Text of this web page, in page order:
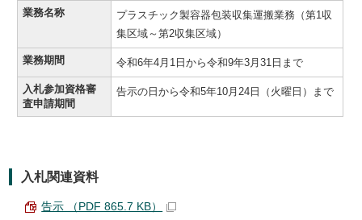
業務名称
プラスチック製容器包装収集運搬業務（第1収
集区域～第2収集区域）
業務期間 令和6年4月1日から令和9年3月31日まで
入札参加資格審
査申請期間
告示の日から令和5年10月24日（火曜日）まで
入札関連資料
告示 （PDF 865.7 KB）